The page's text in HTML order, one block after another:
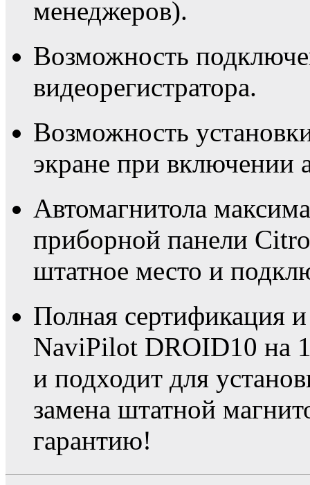
менеджеров).
Возможность
видеорегистратора.
Возможность
экране при включении
Автомагнитола
приборной панели
штатное место и
Полная сертификация
NaviPilot DROID10 на
и подходит для
замена штатной
гарантию!